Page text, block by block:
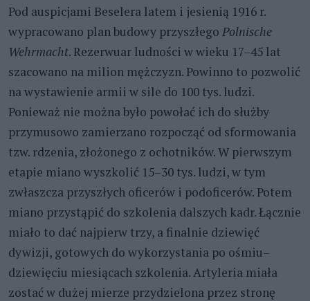
Pod auspicjami Beselera latem i jesienią 1916 r.
wypracowano plan budowy przyszłego Polnische
Wehrmacht. Rezerwuar ludności w wieku 17–45 lat
szacowano na milion mężczyzn. Powinno to pozwolić
na wystawienie armii w sile do 100 tys. ludzi.
Ponieważ nie można było powołać ich do służby
przymusowo zamierzano rozpocząć od sformowania
tzw. rdzenia, złożonego z ochotników. W pierwszym
etapie miano wyszkolić 15–30 tys. ludzi, w tym
zwłaszcza przyszłych oficerów i podoficerów. Potem
miano przystąpić do szkolenia dalszych kadr. Łącznie
miało to dać najpierw trzy, a finalnie dziewięć
dywizji, gotowych do wykorzystania po ośmiu–
dziewięciu miesiącach szkolenia. Artyleria miała
zostać w dużej mierze przydzielona przez stronę